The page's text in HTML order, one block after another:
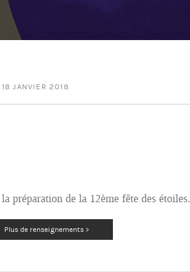
18 JANVIER 2018
préparation de la 12ème fête des étoiles.
Plus de renseignements >